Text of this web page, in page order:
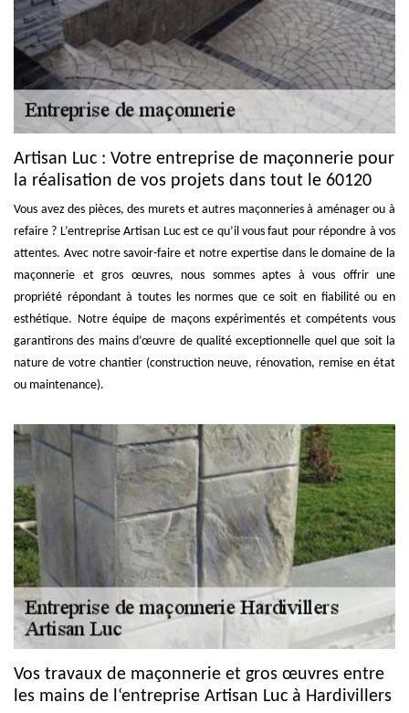
Artisan Luc : Votre entreprise de maçonnerie pour
la réalisation de vos projets dans tout le 60120
Vous avez des pièces, des murets et autres maçonneries à aménager ou à
refaire ? L’entreprise Artisan Luc est ce qu’il vous faut pour répondre à vos
attentes. Avec notre savoir-faire et notre expertise dans le domaine de la
maçonnerie et gros œuvres, nous sommes aptes à vous offrir une
propriété répondant à toutes les normes que ce soit en fiabilité ou en
esthétique. Notre équipe de maçons expérimentés et compétents vous
garantirons des mains d’œuvre de qualité exceptionnelle quel que soit la
nature de votre chantier (construction neuve, rénovation, remise en état
ou maintenance).
Vos travaux de maçonnerie et gros œuvres entre
les mains de l‘entreprise Artisan Luc à Hardivillers